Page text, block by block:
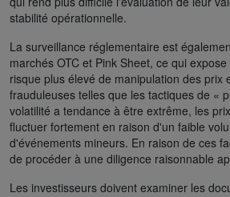
stabilité opérationnelle.
La surveillance réglementaire est
marchés OTC et Pink Sheet, ce qui
risque plus élevé de manipulation des
frauduleuses telles que les tactiques de «
volatilité a tendance à être extrême, les
fluctuer fortement en raison d'un faible
d'événements mineurs. En raison de ces
de procéder à une diligence raisonnable
Les investisseurs doivent examiner les